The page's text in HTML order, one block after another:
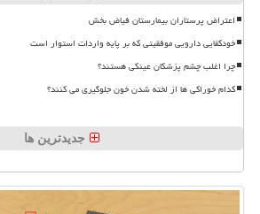
اعتراض پرستاران بیمارستان فیاض بخش
خودکفایی دارویی موفقیتی که بر پایه واردات استوار است
چرا اغلب چشم پزشکان عینکی هستند؟
کدام خوراکی ها از لخته شدن خون جلوگیری می کنند؟
جدیدترین ها